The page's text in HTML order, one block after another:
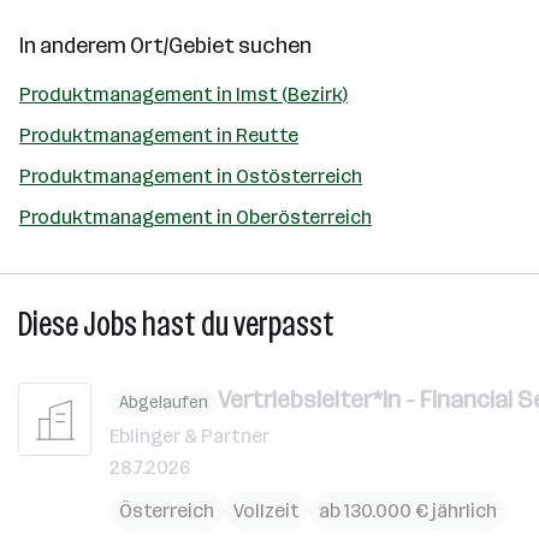
In anderem Ort/Gebiet suchen
Produktmanagement in Imst (Bezirk)
Produktmanagement in Reutte
Produktmanagement in Ostösterreich
Produktmanagement in Oberösterreich
Diese Jobs hast du verpasst
Abgelaufen Vertriebsleiter*in - Financial
Eblinger & Partner
28.7.2026
Österreich
Vollzeit ab 130.000 € jährlich